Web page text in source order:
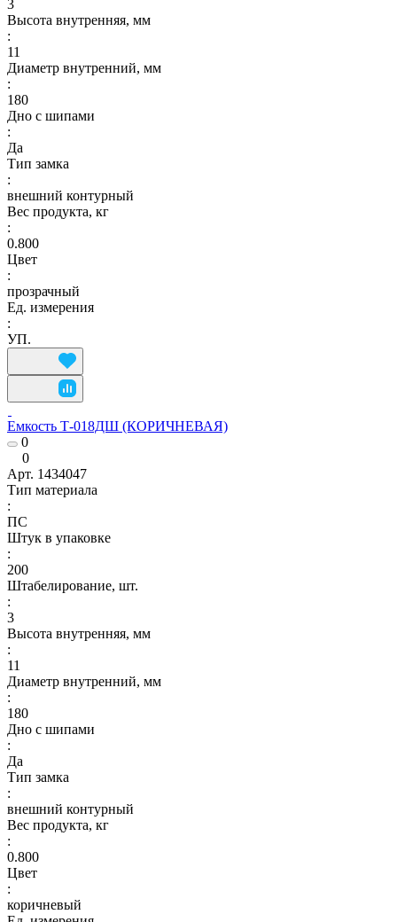
3
Высота внутренняя, мм
:
11
Диаметр внутренний, мм
:
180
Дно с шипами
:
Да
Тип замка
:
внешний контурный
Вес продукта, кг
:
0.800
Цвет
:
прозрачный
Ед. измерения
:
УП.
Емкость Т-018ДШ (КОРИЧНЕВАЯ)
0
0
Арт. 1434047
Тип материала
:
ПС
Штук в упаковке
:
200
Штабелирование, шт.
:
3
Высота внутренняя, мм
:
11
Диаметр внутренний, мм
:
180
Дно с шипами
:
Да
Тип замка
:
внешний контурный
Вес продукта, кг
:
0.800
Цвет
:
коричневый